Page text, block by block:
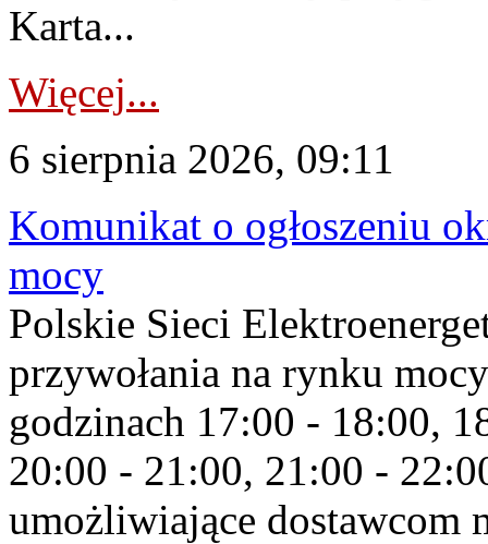
Karta...
Więcej...
6 sierpnia 2026, 09:11
Komunikat o ogłoszeniu
mocy
Polskie Sieci
przywołania na rynku
godzinach 17:00 - 18:00,
20:00 - 21:00, 21:00 -
umożliwiające dostawcom